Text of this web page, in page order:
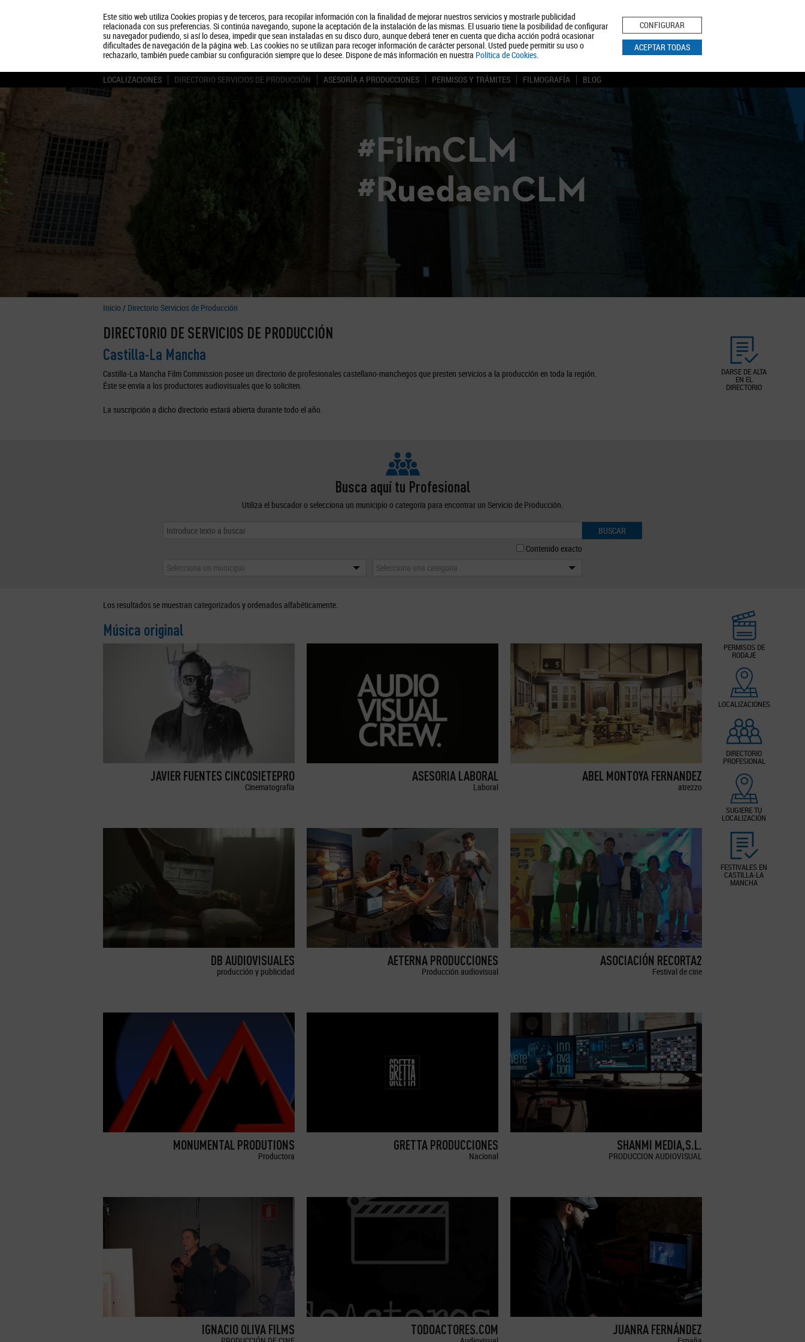
Este sitio web utiliza Cookies propias y de terceros, para recopilar información con la finalidad de mejorar nuestros servicios y mostrarle publicidad
relacionada con sus preferencias. Si continúa navegando, supone la aceptación de la instalación de las mismas. El usuario tiene la posibilidad de configurar
su navegador pudiendo, si así lo desea, impedir que sean instaladas en su disco duro, aunque deberá tener en cuenta que dicha acción podrá ocasionar
dificultades de navegación de la página web. Las cookies no se utilizan para recoger información de carácter personal. Usted puede permitir su uso o
rechazarlo, también puede cambiar su configuración siempre que lo desee. Dispone de más información en nuestra Política de Cookies.
CONFIGURAR
ACEPTAR TODAS
Quiénes somos Turismo Política de Privacidad Aviso Legal Política de Cookies
BUSCAR
LOCALIZACIONES DIRECTORIO SERVICIOS DE PRODUCCIÓN ASESORÍA A PRODUCCIONES PERMISOS Y TRÁMITES FILMOGRAFÍA BLOG
#FilmCLM
#RuedaenCLM
Inicio / Directorio Servicios de Producción
DARSE DE ALTA
EN EL
DIRECTORIO
DIRECTORIO DE SERVICIOS DE PRODUCCIÓN
Castilla-La Mancha
Castilla-La Mancha Film Commission posee un directorio de profesionales castellano-manchegos que presten servicios a la producción en toda la región.
Éste se envía a los productores audiovisuales que lo soliciten.
La suscripción a dicho directorio estará abierta durante todo el año.
Busca aquí tu Profesional
Utiliza el buscador o selecciona un municipio o categoría para encontrar un Servicio de Producción.
BUSCAR
Contenido exacto
Selecciona un municipio
Selecciona una categoría
PERMISOS DE
RODAJE
LOCALIZACIONES
DIRECTORIO
PROFESIONAL
SUGIERE TU
LOCALIZACIÓN
FESTIVALES EN
CASTILLA-LA
MANCHA
Los resultados se muestran categorizados y ordenados alfabéticamente.
Música original
JAVIER FUENTES CINCOSIETEPRO
Cinematografía
ASESORIA LABORAL
Laboral
ABEL MONTOYA FERNANDEZ
atrezzo
DB AUDIOVISUALES
producción y publicidad
AETERNA PRODUCCIONES
Producción audiovisual
ASOCIACIÓN RECORTA2
Festival de cine
MONUMENTAL PRODUTIONS
Productora
GRETTA PRODUCCIONES
Nacional
SHANMI MEDIA,S.L.
PRODUCCION AUDIOVISUAL
IGNACIO OLIVA FILMS TODOACTORES.COM JUANRA FERNÁNDEZ